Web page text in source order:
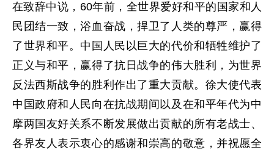
在致辞中说，60年前，全世界爱好和平的国家和人
民团结一致，浴血奋战，捍卫了人类的尊严，赢得
了世界和平。中国人民以巨大的代价和牺牲维护了
正义与和平，赢得了抗日战争的伟大胜利，为世界
反法西斯战争的胜利作出了重大贡献。徐大使代表
中国政府和人民向在抗战期间以及在和平年代为中
摩两国友好关系不断发展做出贡献的所有老战士、
各界友人表示衷心的感谢和崇高的敬意，并祝愿全